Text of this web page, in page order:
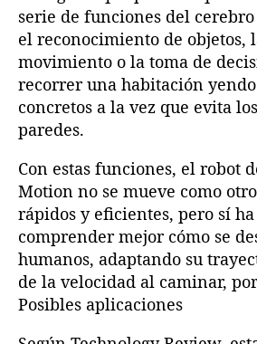
serie de funciones del
el reconocimiento de objetos,
movimiento o la toma de
recorrer una habitación
concretos a la vez que evita
paredes.
Con estas funciones, el robot
Motion no se mueve como
rápidos y eficientes, pero sí
comprender mejor cómo se
humanos, adaptando su
de la velocidad al caminar,
Posibles aplicaciones